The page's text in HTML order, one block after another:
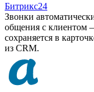
Битрикс24
Звонки
общения с клиентом
сохраняется в
из CRM.